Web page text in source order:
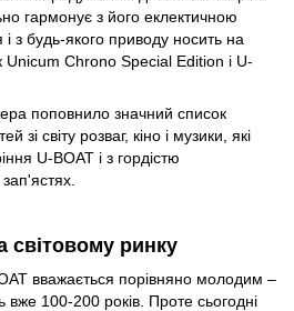
гармонує з його еклектичною
з будь-якого приводу носить на
Unicum Chrono Special Edition і U-
поповнило значний список
зі світу розваг, кіно і музики, які
U-BOAT і з гордістю
світовому ринку
вважається порівняно молодим –
вже 100-200 років. Проте сьогодні